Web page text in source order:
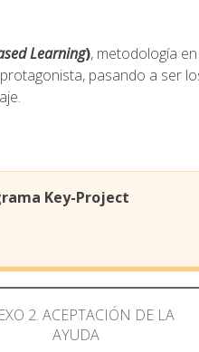
Learning), metodología en
pasando a ser
Key-Project
2. ACEPTACIÓN DE LA
AYUDA